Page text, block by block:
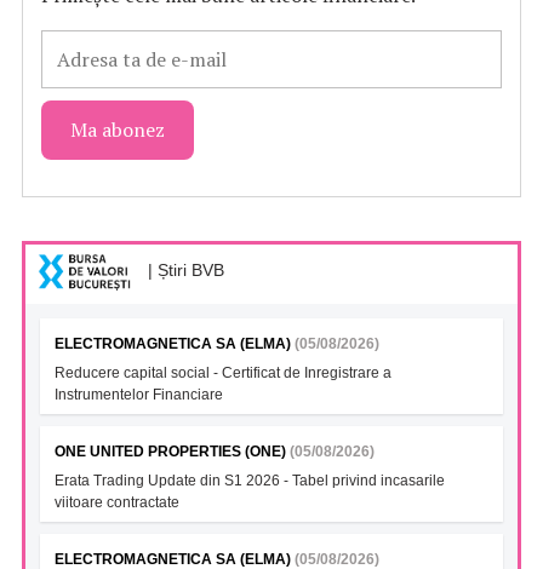
| Știri BVB
ELECTROMAGNETICA SA (ELMA) (05/08/2026)
Reducere capital social - Certificat de Inregistrare a
Instrumentelor Financiare
ONE UNITED PROPERTIES (ONE) (05/08/2026)
Erata Trading Update din S1 2026 - Tabel privind incasarile
viitoare contractate
ELECTROMAGNETICA SA (ELMA) (05/08/2026)